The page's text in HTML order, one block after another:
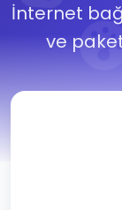
İnternet
ve